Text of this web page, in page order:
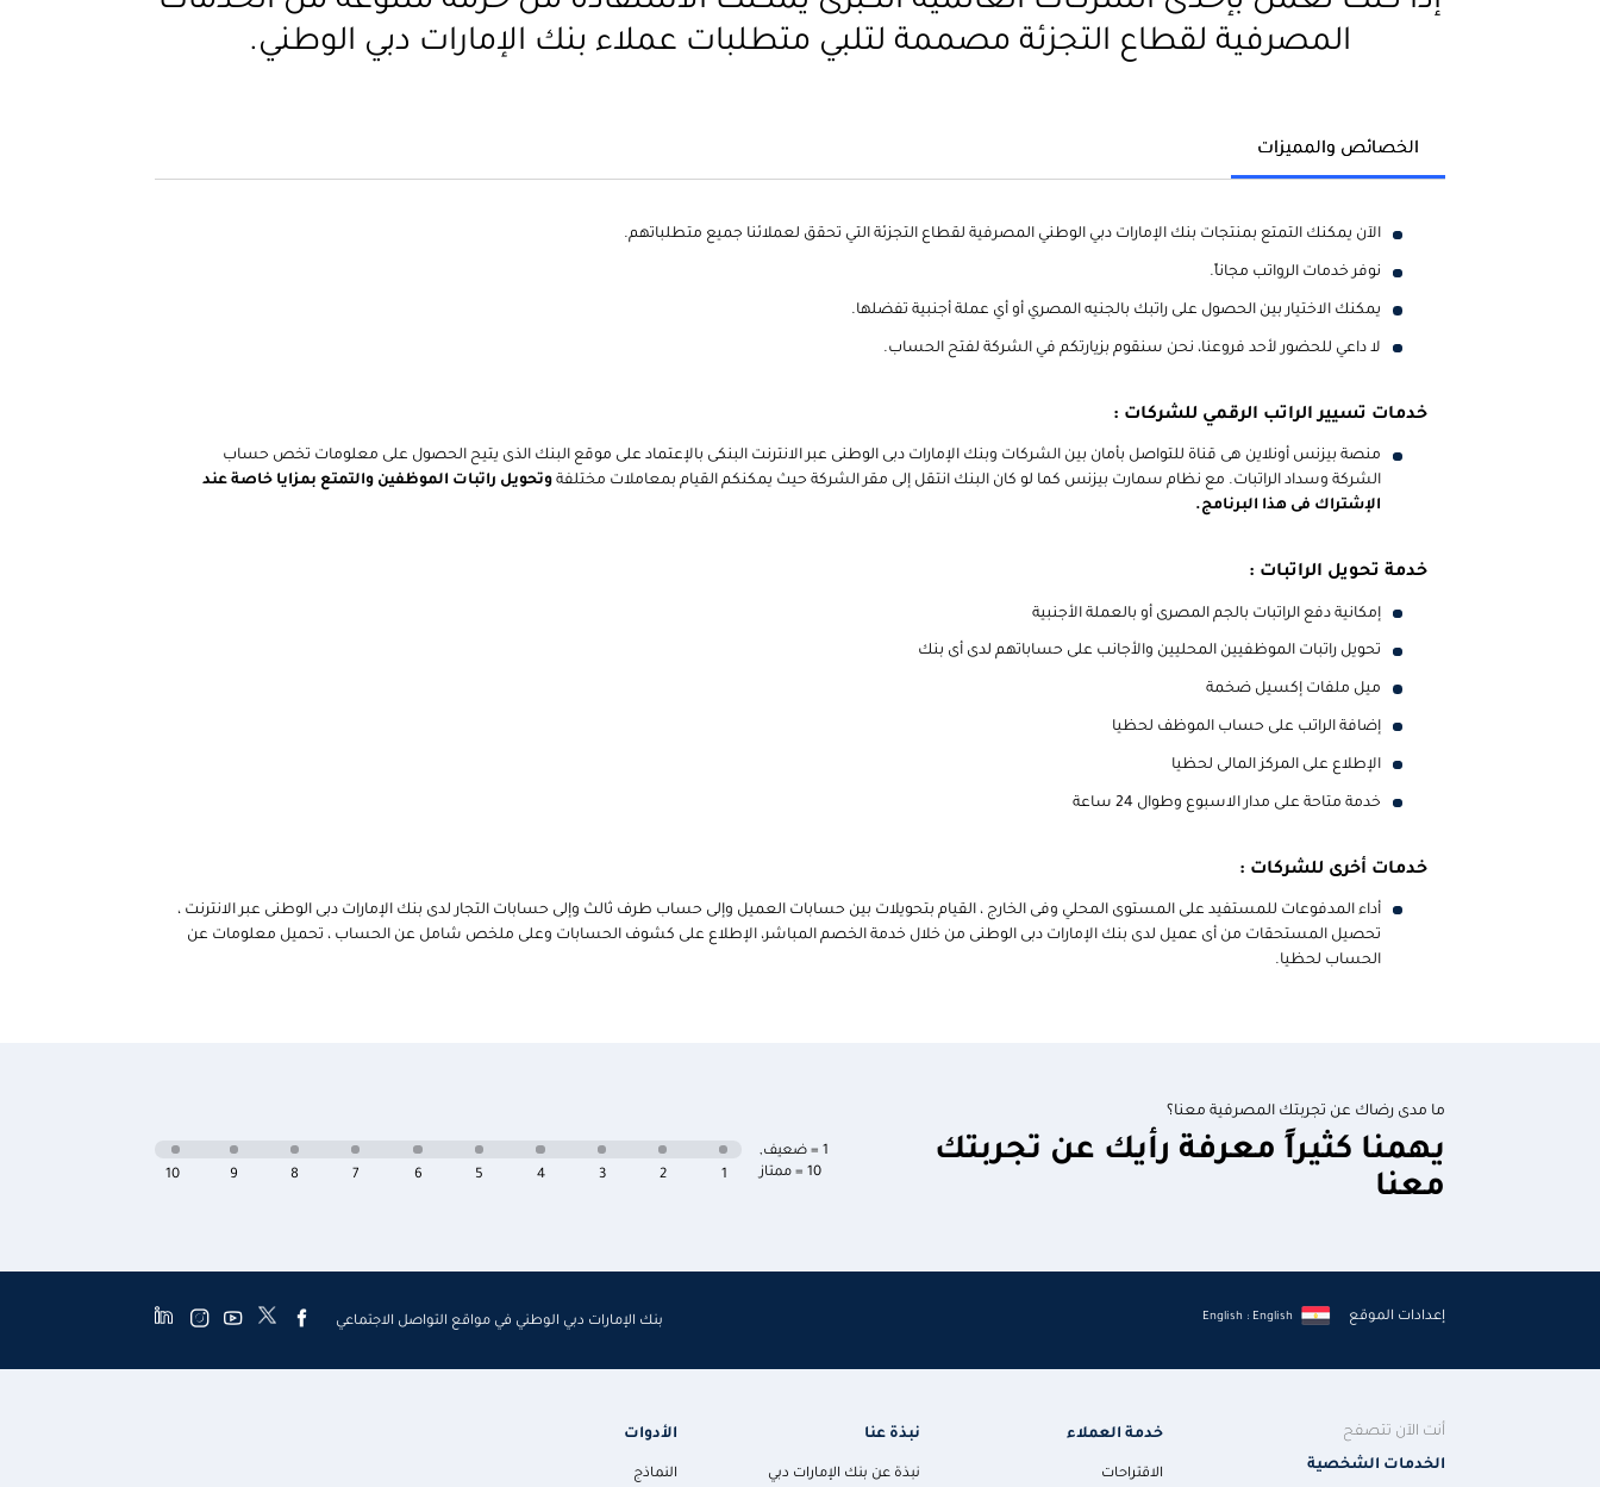
المصرفية لقطاع التجزئة مصممة لتلبي متطلبات عملاء بنك الإمارات دبي الوطني.
الخصائص والمميزات
الآن يمكنك التمتع بمنتجات بنك الإمارات دبي الوطني المصرفية لقطاع التجزئة التي تحقق لعملائنا جميع متطلباتهم.
نوفر خدمات الرواتب مجاناً.
يمكنك الاختيار بين الحصول على راتبك بالجنيه المصري أو أي عملة أجنبية تفضلها.
لا داعي للحضور لأحد فروعنا، نحن سنقوم بزيارتكم في الشركة لفتح الحساب.
خدمات تسيير الراتب الرقمي للشركات :
منصة بيزنس أونلاين هى قناة للتواصل بأمان بين الشركات وبنك الإمارات دبى الوطنى عبر الانترنت البنكى بالإعتماد على موقع البنك الذى يتيح الحصول على معلومات تخص حساب
الشركة وسداد الراتبات. مع نظام سمارت بيزنس كما لو كان البنك انتقل إلى مقر الشركة حيث يمكنكم القيام بمعاملات مختلفة وتحويل راتبات الموظفين والتمتع بمزايا خاصة عند
الإشتراك فى هذا البرنامج.
خدمة تحويل الراتبات :
إمكانية دفع الراتبات بالجم المصرى أو بالعملة الأجنبية
تحويل راتبات الموظفيين المحليين والأجانب على حساباتهم لدى أى بنك
ميل ملفات إكسيل ضخمة
إضافة الراتب على حساب الموظف لحظيا
الإطلاع على المركز المالى لحظيا
خدمة متاحة على مدار الاسبوع وطوال 24 ساعة
خدمات أخرى للشركات :
أداء المدفوعات للمستفيد على المستوى المحلي وفى الخارج ، القيام بتحويلات بين حسابات العميل وإلى حساب طرف ثالث وإلى حسابات التجار لدى بنك الإمارات دبى الوطنى عبر الانترنت ،
تحصيل المستحقات من أى عميل لدى بنك الإمارات دبى الوطنى من خلال خدمة الخصم المباشر، الإطلاع على كشوف الحسابات وعلى ملخص شامل عن الحساب ، تحميل معلومات عن
الحساب لحظيا.
ما مدى رضاك عن تجربتك المصرفية معنا؟
يهمنا كثيراً معرفة رأيك عن تجربتك
معنا
1 = ضعيف
,
10 = ممتاز
10 9 8 7 6 5 4 3 2 1
إعدادات الموقع English : English بنك الإمارات دبي الوطني في مواقع التواصل الاجتماعي
أنت الآن تتصفح
الخدمات الشخصية
خدمة العملاء
الاقتراحات
نبذة عنا
نبذة عن بنك الإمارات دبي
الأدوات
النماذج